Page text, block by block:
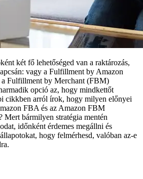
két fő lehetőséged van a raktározás,
vagy a Fulfillment by Amazon
Fulfillment by Merchant (FBM)
opció az, hogy mindkettőt
cikkben arról írok, hogy milyen előnyei
FBA és az Amazon FBM
Mert bármilyen stratégia mentén
időnként érdemes megállni és
hogy felmérhesd, valóban az-e